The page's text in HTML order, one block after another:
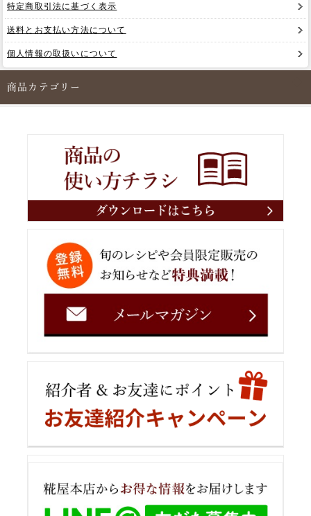
特定商取引法に基づく表示
送料とお支払い方法について
個人情報の取扱いについて
商品カテゴリー